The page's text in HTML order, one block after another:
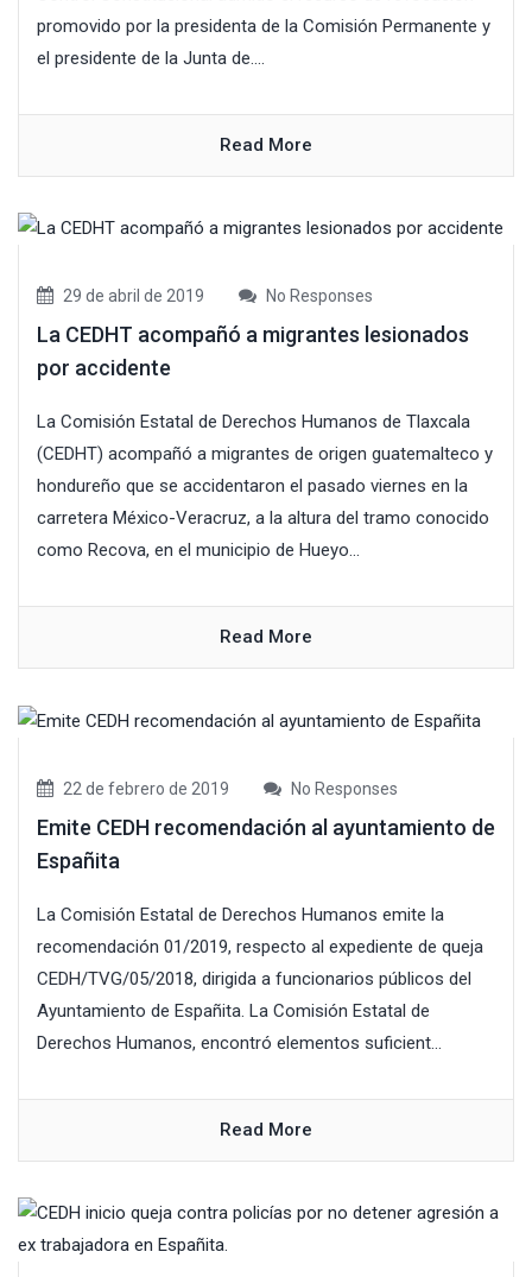
promovido por la presidenta de la Comisión Permanente y
el presidente de la Junta de....
Read More
29 de abril de 2019 No Responses
La CEDHT acompañó a migrantes lesionados
por accidente
La Comisión Estatal de Derechos Humanos de Tlaxcala
(CEDHT) acompañó a migrantes de origen guatemalteco y
hondureño que se accidentaron el pasado viernes en la
carretera México-Veracruz, a la altura del tramo conocido
como Recova, en el municipio de Hueyo...
Read More
22 de febrero de 2019 No Responses
Emite CEDH recomendación al ayuntamiento de
Españita
La Comisión Estatal de Derechos Humanos emite la
recomendación 01/2019, respecto al expediente de queja
CEDH/TVG/05/2018, dirigida a funcionarios públicos del
Ayuntamiento de Españita. La Comisión Estatal de
Derechos Humanos, encontró elementos suficient...
Read More